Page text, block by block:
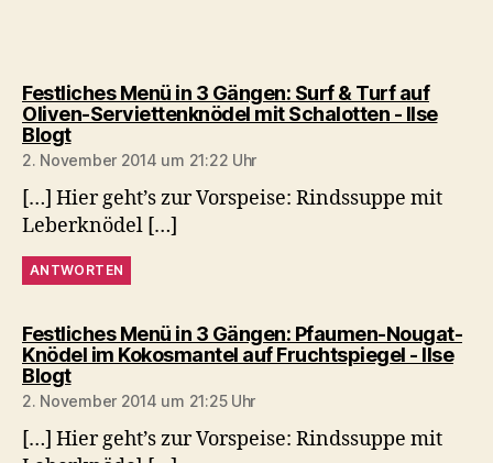
Festliches Menü in 3 Gängen: Surf & Turf auf
Oliven-Serviettenknödel mit Schalotten - Ilse
Blogtsagt:
2. November 2014 um 21:22 Uhr
[…] Hier geht’s zur Vorspeise: Rindssuppe mit
Leberknödel […]
ANTWORTEN
Festliches Menü in 3 Gängen: Pfaumen-Nougat-
Knödel im Kokosmantel auf Fruchtspiegel - Ilse
Blogtsagt:
2. November 2014 um 21:25 Uhr
[…] Hier geht’s zur Vorspeise: Rindssuppe mit